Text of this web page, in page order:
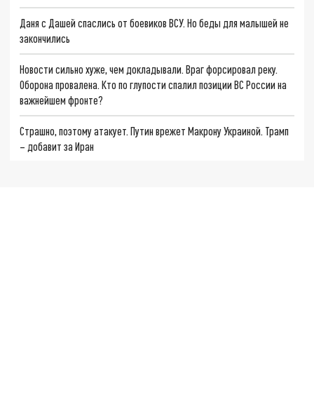
Даня с Дашей спаслись от боевиков ВСУ. Но беды для малышей не
закончились
Новости сильно хуже, чем докладывали. Враг форсировал реку.
Оборона провалена. Кто по глупости спалил позиции ВС России на
важнейшем фронте?
Страшно, поэтому атакует. Путин врежет Макрону Украиной. Трамп
– добавит за Иран